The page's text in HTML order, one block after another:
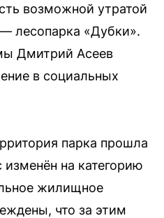
возможной утратой
лесопарка «Дубки».
Дмитрий Асеев
в социальных
парка прошла
на категорию
жилищное
что за этим